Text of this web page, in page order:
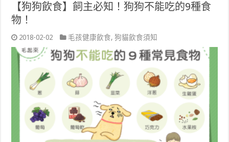
【狗狗飲食】飼主必知！狗狗不能吃的9種食
物！
2018-02-02 毛孩健康飲食,狗貓飲食須知